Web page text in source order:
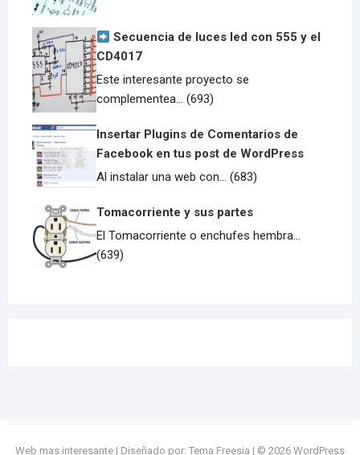
Secuencia de luces led con 555 y el
CD4017
Este interesante proyecto se
complementea... (693)
Insertar Plugins de Comentarios de
Facebook en tus post de WordPress
Al instalar una web con... (683)
Tomacorriente y sus partes
El Tomacorriente o enchufes hembra...
(639)
Web mas interesante| Diseñado por: Tema Freesia | © 2026 WordPress